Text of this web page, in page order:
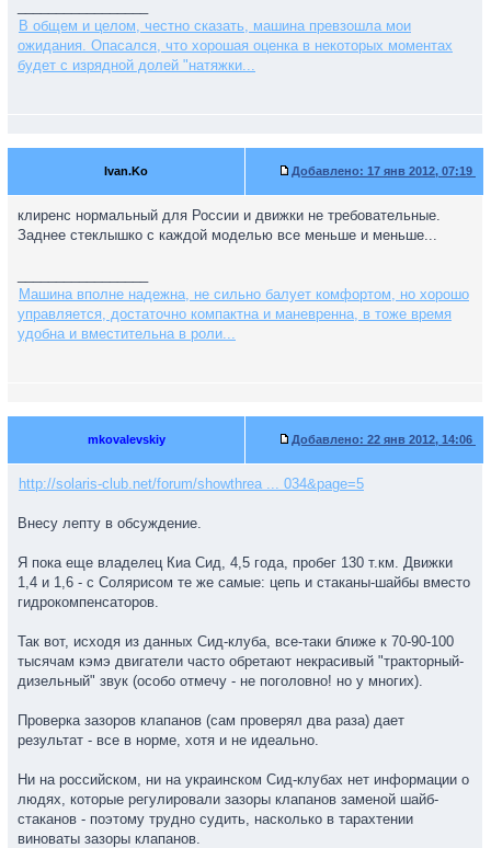
В общем и целом, честно сказать, машина превзошла мои
ожидания. Опасался, что хорошая оценка в некоторых моментах
будет с изрядной долей "натяжки...
Ivan.Ko Добавлено: 17 янв 2012, 07:19
клиренс нормальный для России и движки не требовательные.
Заднее стеклышко с каждой моделью все меньше и меньше...
Машина вполне надежна, не сильно балует комфортом, но хорошо
управляется, достаточно компактна и маневренна, в тоже время
удобна и вместительна в роли...
mkovalevskiy Добавлено: 22 янв 2012, 14:06
http://solaris-club.net/forum/showthrea ... 034&page=5
Внесу лепту в обсуждение.
Я пока еще владелец Киа Сид, 4,5 года, пробег 130 т.км. Движки
1,4 и 1,6 - с Солярисом те же самые: цепь и стаканы-шайбы вместо
гидрокомпенсаторов.
Так вот, исходя из данных Сид-клуба, все-таки ближе к 70-90-100
тысячам кэмэ двигатели часто обретают некрасивый "тракторный-
дизельный" звук (особо отмечу - не поголовно! но у многих).
Проверка зазоров клапанов (сам проверял два раза) дает
результат - все в норме, хотя и не идеально.
Ни на российском, ни на украинском Сид-клубах нет информации о
людях, которые регулировали зазоры клапанов заменой шайб-
стаканов - поэтому трудно судить, насколько в тарахтении
виноваты зазоры клапанов.